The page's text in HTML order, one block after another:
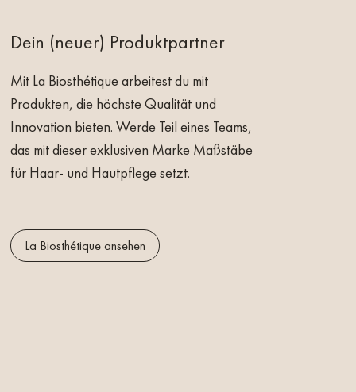
oder
Dein (neuer) Produktpartner
Mit La Biosthétique arbeitest du mit
Produkten, die höchste Qualität und
Innovation bieten. Werde Teil eines Teams,
das mit dieser exklusiven Marke Maßstäbe
für Haar- und Hautpflege setzt.
La Biosthétique ansehen